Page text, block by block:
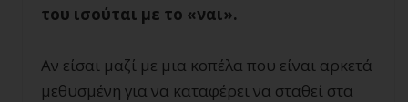
του ισούται με το «ναι».
Αν είσαι μαζί με μια κοπέλα που είναι αρκετά
μεθυσμένη για να καταφέρει να σταθεί στα